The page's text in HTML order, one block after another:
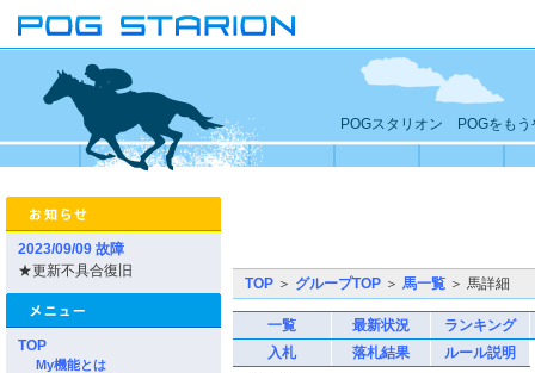
POGスタリオン POGをもう
2023/09/09 故障
★更新不具合復旧
TOP
My機能とは
TOP ＞ グループTOP ＞ 馬一覧 ＞ 馬詳細
一覧 最新状況
ランキング
入札
落札結果
ルール説明